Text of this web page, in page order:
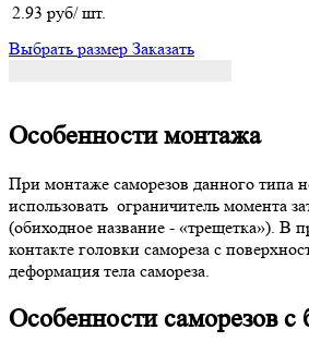
2.93 руб/ шт.
Выбрать размер Заказать
Особенности монтажа
При монтаже саморезов данного типа
использовать ограничитель момента
(обиходное название - «трещетка»). В
контакте головки самореза с
деформация тела самореза.
Особенности саморезов с